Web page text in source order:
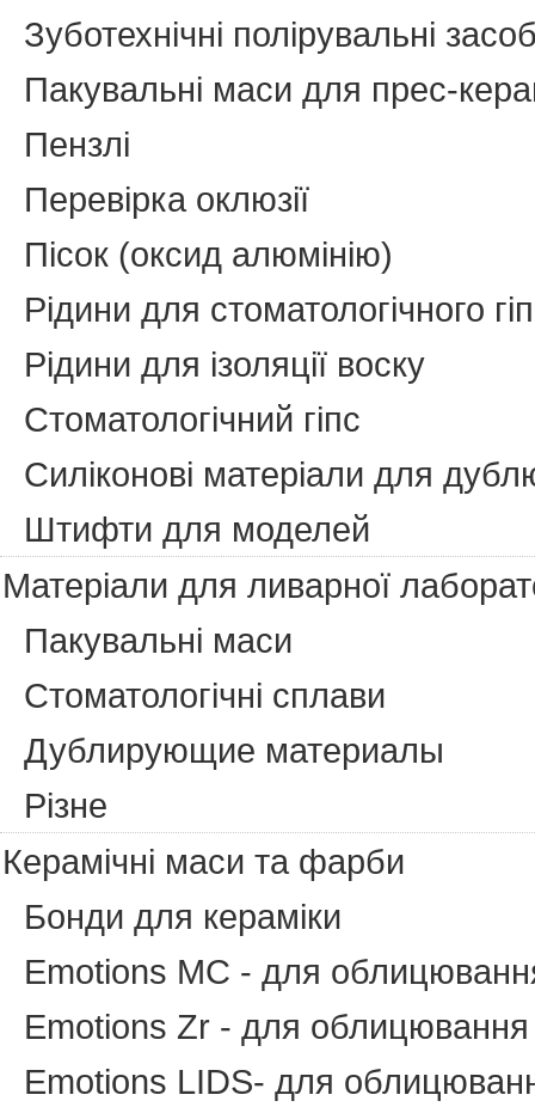
Зуботехнічні полірувальні
Пакувальні маси для прес-
Пензлі
Перевірка оклюзії
Пісок (оксид алюмінію)
Рідини для стоматологічного
Рідини для ізоляції воску
Стоматологічний гіпс
Силіконові матеріали для
Штифти для моделей
Матеріали для ливарної
Пакувальні маси
Cтоматологічні сплави
Дублирующие материалы
Різне
Керамічні маси та фарби
Бонди для кераміки
Emotions MC - для
Emotions Zr - для облицювання
Emotions LIDS- для облицювання